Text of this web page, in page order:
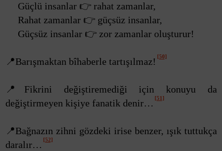
Güçlü insanlar 👉 rahat zamanlar,
Rahat zamanlar 👉 güçsüz insanlar,
Güçsüz insanlar 👉 zor zamanlar oluşturur!
📍Barışmaktan bîhaberle tartışılmaz! [50]
📍Fikrini değiştiremediği için konuyu da
değiştirmeyen kişiye fanatik denir… [51]
📍Bağnazın zihni gözdeki irise benzer, ışık tuttukça
daralır… [52]